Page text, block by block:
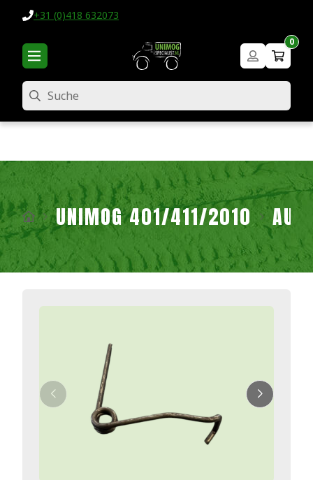
+31 (0)418 632073
0
Suche
UNIMOG 401/411/2010